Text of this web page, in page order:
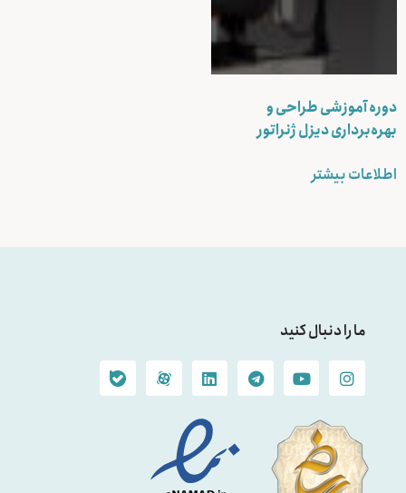
دوره آموزشی طراحی و
بهره‌برداری دیزل ژنراتور
اطلاعات بیشتر
ما را دنبال کنید